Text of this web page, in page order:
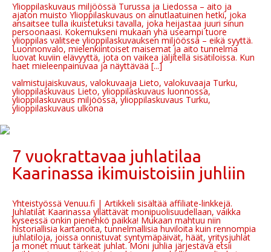
Ylioppilaskuvaus miljöössä Turussa ja Liedossa – aito ja
ajaton muisto Ylioppilaskuvaus on ainutlaatuinen hetki, joka
ansaitsee tulla ikuistetuksi tavalla, joka heijastaa juuri sinun
persoonaasi. Kokemukseni mukaan yhä useampi tuore
ylioppilas valitsee ylioppilaskuvauksen miljöössä – eikä syyttä.
Luonnonvalo, mielenkiintoiset maisemat ja aito tunnelma
luovat kuviin elävyyttä, jota on vaikea jäljitellä sisätiloissa. Kun
haet mieleenpainuvaa ja näyttävää [...]
valmistujaiskuvaus, valokuvaaja Lieto, valokuvaaja Turku,
ylioppilaskuvaus Lieto, ylioppilaskuvaus luonnossa,
ylioppilaskuvaus miljöössä, ylioppilaskuvaus Turku,
ylioppilaskuvaus ulkona
7 vuokrattavaa juhlatilaa
Kaarinassa ikimuistoisiin juhliin
Yhteistyössä Venuu.fi | Artikkeli sisältää affiliate-linkkejä.
Juhlatilat Kaarinassa yllättävät monipuolisuudellaan, vaikka
kyseessä onkin pienehkö paikka! Mukaan mahtuu niin
historiallisia kartanoita, tunnelmallisia huviloita kuin rennompia
juhlatiloja, joissa onnistuvat syntymäpäivät, häät, yritysjuhlat
ja monet muut tärkeät juhlat. Moni juhlia järjestävä etsii